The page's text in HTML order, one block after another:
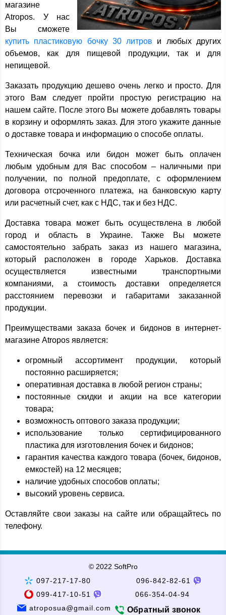
магазине
Atropos. У нас
Вы сможете
купить пластиковую бочку 30 литров и любых других
объемов, как для пищевой продукции, так и для
непищевой.
Заказать продукцию дешево очень легко и просто. Для
этого Вам следует пройти простую регистрацию на
нашем сайте. После этого Вы можете добавлять товары
в корзину и оформлять заказ. Для этого укажите данные
о доставке товара и информацию о способе оплаты.
Техническая бочка или бидон может быть оплачен
любым удобным для Вас способом – наличными при
получении, по полной предоплате, с оформлением
договора отсроченного платежа, на банковскую карту
или расчетный счет, как с НДС, так и без НДС.
Доставка товара может быть осуществлена в любой
город и область в Украине. Также Вы можете
самостоятельно забрать заказ из нашего магазина,
который расположен в городе Харьков. Доставка
осуществляется известными транспортными
компаниями, а стоимость доставки определяется
расстоянием перевозки и габаритами заказанной
продукции.
Преимуществами заказа бочек и бидонов в интернет-
магазине Atropos является:
огромный ассортимент продукции, который
постоянно расширяется;
оперативная доставка в любой регион страны;
постоянные скидки и акции на все категории
товара;
возможность оптового заказа продукции;
использование только сертифицированного
пластика для изготовления бочек и бидонов;
гарантия качества каждого товара (бочек, бидонов,
емкостей) на 12 месяцев;
наличие удобных способов оплаты;
высокий уровень сервиса.
Оставляйте свои заказы на сайте или обращайтесь по
телефону.
© 2022 SoftPro
097-217-17-80
096-842-82-61
099-417-10-51
066-354-04-94
atroposua@gmail.com
Обратный звонок